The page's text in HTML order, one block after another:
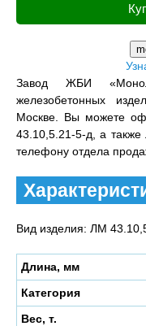
Завод ЖБИ
железобетонных
Москве. Вы можете
43.10,5.21-5-д, а
телефону отдела
Вид изделия: ЛМ
Длина, мм
Категория
Вес, т.